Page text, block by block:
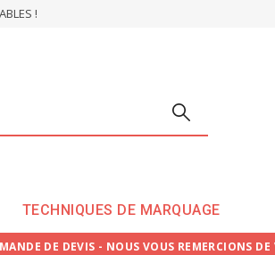
!
TECHNIQUES DE MARQUAGE
DE DEVIS - NOUS VOUS REMERCIONS